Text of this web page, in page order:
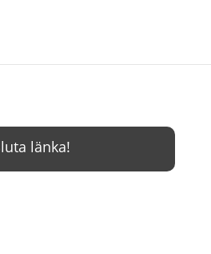
länka!